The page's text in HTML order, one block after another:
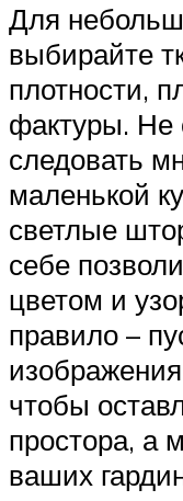
Для
выбирайте
плотности,
фактуры. Не
следовать
маленькой
светлые
себе
цветом и
правило –
чтобы
простора, а
ваших